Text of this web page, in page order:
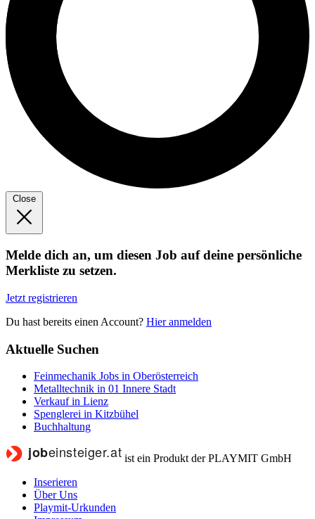
Close
Melde dich an, um diesen Job auf deine persönliche
Merkliste zu setzen.
Jetzt registrieren
Du hast bereits einen Account? Hier anmelden
Aktuelle Suchen
Feinmechanik Jobs in Oberösterreich
Metalltechnik in 01 Innere Stadt
Verkauf in Lienz
Spenglerei in Kitzbühel
Buchhaltung
ist ein Produkt der PLAYMIT GmbH
Inserieren
Über Uns
Playmit-Urkunden